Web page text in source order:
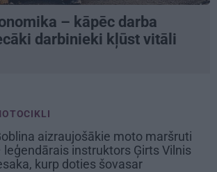
– kāpēc darba
darbinieki kļūst vitāli
aizraujošākie moto maršruti
leģendārais instruktors Ģirts Vilnis
kurp doties šovasar